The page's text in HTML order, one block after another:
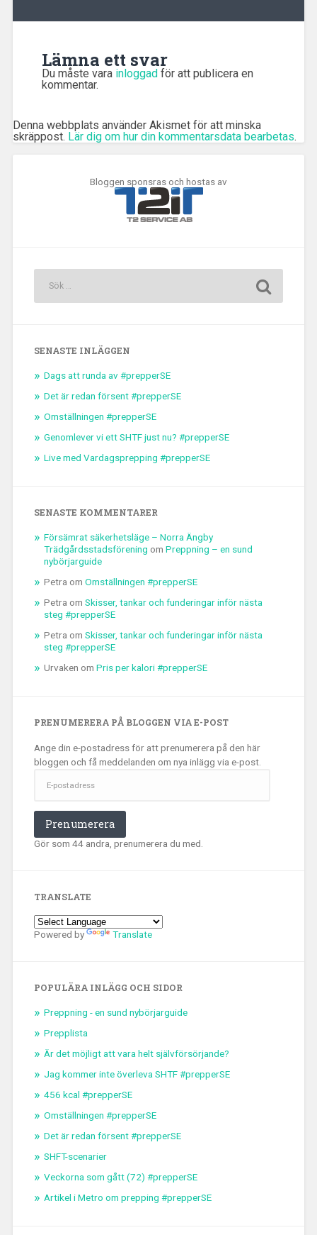
Lämna ett svar
Du måste vara inloggad för att publicera en
kommentar.
Denna webbplats använder Akismet för att minska
skräppost. Lär dig om hur din kommentarsdata bearbetas.
Bloggen sponsras och hostas av
SENASTE INLÄGGEN
Dags att runda av #prepperSE
Det är redan försent #prepperSE
Omställningen #prepperSE
Genomlever vi ett SHTF just nu? #prepperSE
Live med Vardagsprepping #prepperSE
SENASTE KOMMENTARER
Försämrat säkerhetsläge – Norra Ängby
Trädgårdsstadsförening om Preppning – en sund
nybörjarguide
Petra om Omställningen #prepperSE
Petra om Skisser, tankar och funderingar inför nästa
steg #prepperSE
Petra om Skisser, tankar och funderingar inför nästa
steg #prepperSE
Urvaken om Pris per kalori #prepperSE
PRENUMERERA PÅ BLOGGEN VIA E-POST
Ange din e-postadress för att prenumerera på den här
bloggen och få meddelanden om nya inlägg via e-post.
postadress
Prenumerera
Gör som 44 andra, prenumerera du med.
TRANSLATE
Powered by Translate
POPULÄRA INLÄGG OCH SIDOR
Preppning - en sund nybörjarguide
Prepplista
Är det möjligt att vara helt självförsörjande?
Jag kommer inte överleva SHTF #prepperSE
456 kcal #prepperSE
Omställningen #prepperSE
Det är redan försent #prepperSE
SHFT-scenarier
Veckorna som gått (72) #prepperSE
Artikel i Metro om prepping #prepperSE